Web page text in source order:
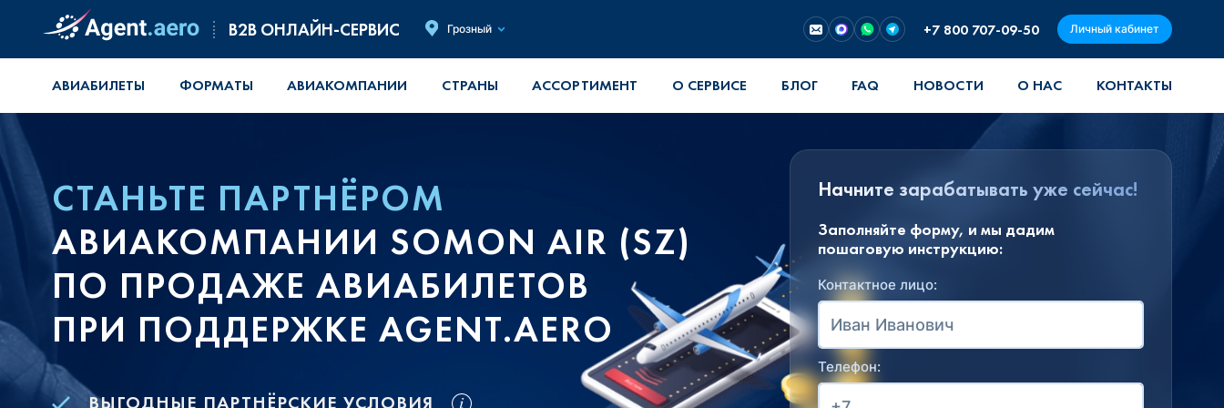
B2B ОНЛАЙН-СЕРВИС Грозный +7 800 707-09-50 Личный кабинет
АВИАБИЛЕТЫ ФОРМАТЫ АВИАКОМПАНИИ СТРАНЫ АССОРТИМЕНТ О СЕРВИСЕ БЛОГ FAQ НОВОСТИ О НАС КОНТАКТЫ
СТАНЬТЕ ПАРТНЁРОМ
АВИАКОМПАНИИ SOMON AIR (SZ)
ПО ПРОДАЖЕ АВИАБИЛЕТОВ
ПРИ ПОДДЕРЖКЕ AGENT.AERO
ВЫГОДНЫЕ ПАРТНЁРСКИЕ УСЛОВИЯ
Начните зарабатывать уже сейчас!
Заполняйте форму, и мы дадим
пошаговую инструкцию:
Контактное лицо:
Телефон: